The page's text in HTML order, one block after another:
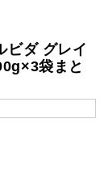
ビダ グレイ
袋まと